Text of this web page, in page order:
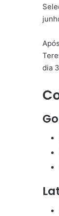
dia